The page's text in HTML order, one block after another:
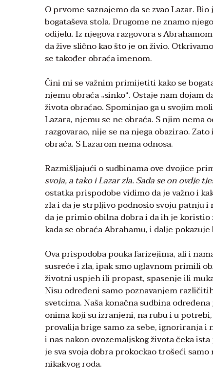
O prvome saznajemo da se zvao Lazar.
bogataševa stola. Drugome ne znamo
odijelu. Iz njegova razgovora s
da žive slično kao što je on živio.
se također obraća imenom.
Čini mi se važnim primijetiti kako se
njemu obraća „sinko“. Ostaje nam dojam
života obraćao. Spominjao ga u svojim
Lazara, njemu se ne obraća. S njim nema
razgovarao, nije se na njega obazirao.
obraća. S Lazarom nema odnosa.
Razmišljajući o sudbinama ove dvojice
svoja, a tako i Lazar zla. Sada se on ovdje
ostatka prispodobe vidimo da je važno i
zla i da je strpljivo podnosio svoju patnju i
da je primio obilna dobra i da ih je koristio
kada se obraća Abrahamu, i dalje
Ova prispodoba pouka farizejima, ali i
susreće i zla, ipak smo uglavnom primili
životni uspjeh ili propast, spasenje ili
Nisu određeni samo poznavanjem
svetcima. Naša konačna sudbina
onima koji su izranjeni, na rubu i u
provalija brige samo za sebe, ignoriranja
i nas nakon ovozemaljskog života čeka
je sva svoja dobra prokockao trošeći
nikakvog roda.